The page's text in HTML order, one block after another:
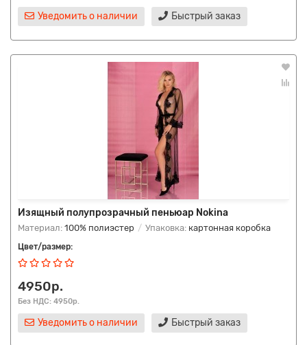
Уведомить о наличии Быстрый заказ
Изящный полупрозрачный пеньюар Nokina
Материал: 100% полиэстер Упаковка: картонная коробка
Цвет/размер:
4950р.
Без НДС: 4950р.
Уведомить о наличии Быстрый заказ